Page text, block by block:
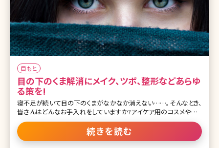
目もと
目の下のくま解消にメイク、ツボ、整形などあらゆ
る策を!
寝不足が続いて目の下のくまがなかなか消えない……。そんなとき、
皆さんはどんなお手入れをしていますか?アイケア用のコスメやマッ
サージなどでケアしているけれど、なかなか効果が現れないという
人もいるのではないでしょうか。ここで、目の下にくまができる原因や
くまの種類、改善方法などについて詳しくお話していきます。 【監修医
続きを読む